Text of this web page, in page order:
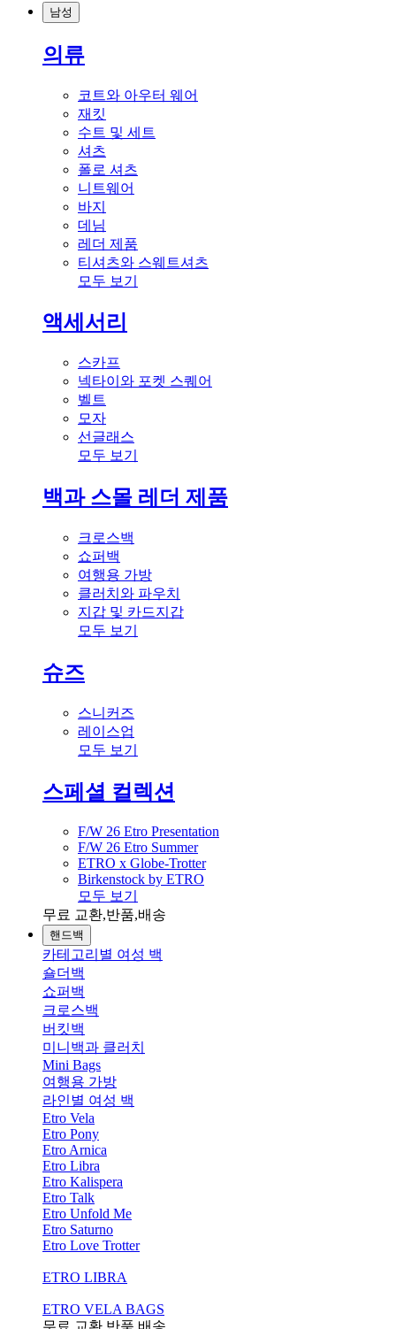
남성
의류
코트와 아우터 웨어
재킷
수트 및 세트
셔츠
폴로 셔츠
니트웨어
바지
데님
레더 제품
티셔츠와 스웨트셔츠
모두 보기
액세서리
스카프
넥타이와 포켓 스퀘어
벨트
모자
선글래스
모두 보기
백과 스몰 레더 제품
크로스백
쇼퍼백
여행용 가방
클러치와 파우치
지갑 및 카드지갑
모두 보기
슈즈
스니커즈
레이스업
모두 보기
스페셜 컬렉션
F/W 26 Etro Presentation
F/W 26 Etro Summer
ETRO x Globe-Trotter
Birkenstock by ETRO
모두 보기
무료 교환,반품,배송
핸드백
카테고리별 여성 백
숄더백
쇼퍼백
크로스백
버킷백
미니백과 클러치
Mini Bags
여행용 가방
라인별 여성 백
Etro Vela
Etro Pony
Etro Arnica
Etro Libra
Etro Kalispera
Etro Talk
Etro Unfold Me
Etro Saturno
Etro Love Trotter
ETRO LIBRA
ETRO VELA BAGS
무료 교환,반품,배송